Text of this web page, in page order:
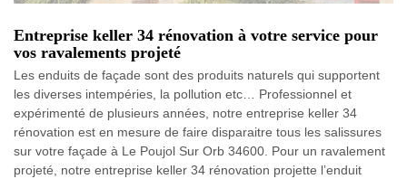
Entreprise keller 34 rénovation à votre service pour
vos ravalements projeté
Les enduits de façade sont des produits naturels qui supportent
les diverses intempéries, la pollution etc… Professionnel et
expérimenté de plusieurs années, notre entreprise keller 34
rénovation est en mesure de faire disparaitre tous les salissures
sur votre façade à Le Poujol Sur Orb 34600. Pour un ravalement
projeté, notre entreprise keller 34 rénovation projette l’enduit